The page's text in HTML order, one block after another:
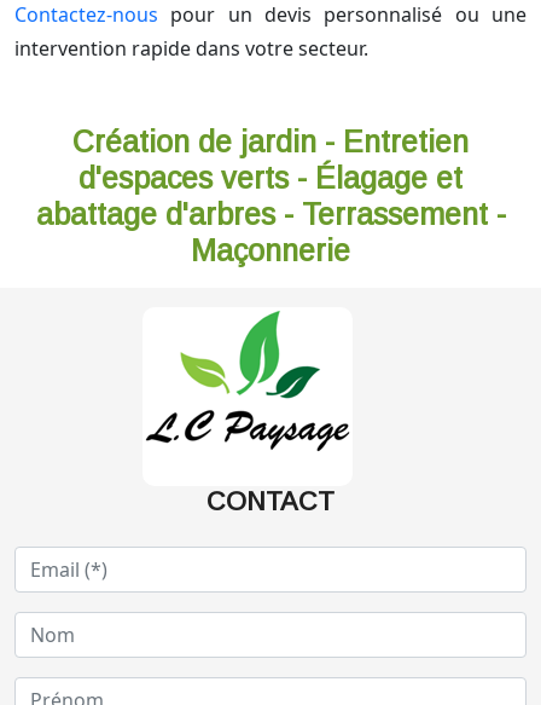
Contactez-nous pour un devis personnalisé ou une
intervention rapide dans votre secteur.
Création de jardin - Entretien
d'espaces verts - Élagage et
abattage d'arbres - Terrassement -
Maçonnerie
CONTACT